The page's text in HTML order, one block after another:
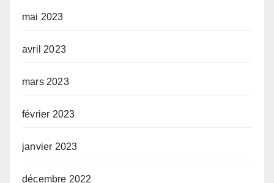
mai 2023
avril 2023
mars 2023
février 2023
janvier 2023
décembre 2022